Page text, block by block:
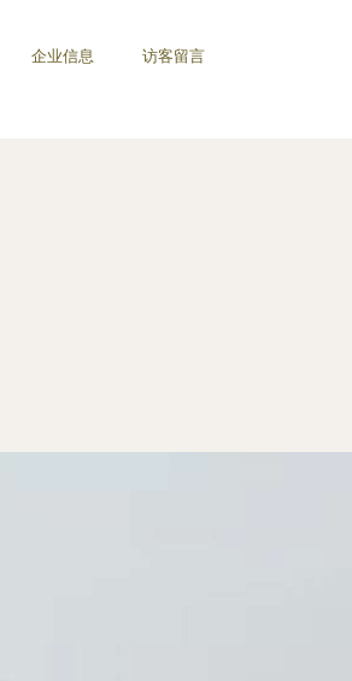
企业信息 访客留言